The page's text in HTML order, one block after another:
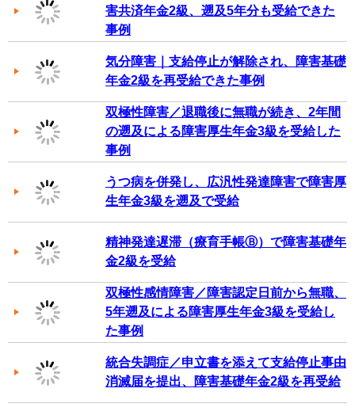
害共済年金2級、遡及5年分も受給できた
事例
気分障害｜支給停止が解除され、障害基礎
年金2級を再受給できた事例
双極性障害／退職後に無職が続き、2年間
の遡及による障害厚生年金3級を受給した
事例
うつ病を併発し、広汎性発達障害で障害厚
生年金3級を遡及で受給
精神発達遅滞（療育手帳Ⓑ）で障害基礎年
金2級を受給
双極性感情障害／障害認定日前から無職、
5年遡及による障害厚生年金3級を受給し
た事例
統合失調症／申立書を添えて支給停止事由
消滅届を提出、障害基礎年金2級を再受給